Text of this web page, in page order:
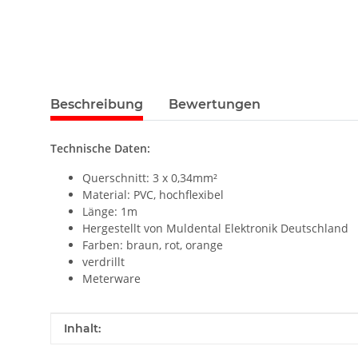
Beschreibung Bewertungen
Technische Daten:
Querschnitt: 3 x 0,34mm²
Material: PVC, hochflexibel
Länge: 1m
Hergestellt von Muldental Elektronik Deutschland
Farben: braun, rot, orange
verdrillt
Meterware
Produkteigenschaft
Wert
Inhalt: